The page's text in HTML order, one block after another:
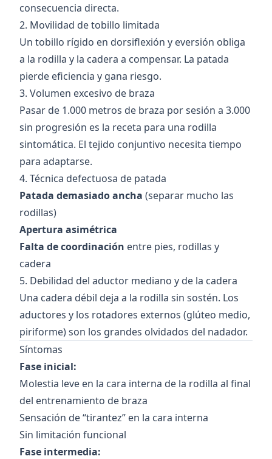
consecuencia directa.
2. Movilidad de tobillo limitada
Un tobillo rígido en dorsiflexión y eversión obliga
a la rodilla y la cadera a compensar. La patada
pierde eficiencia y gana riesgo.
3. Volumen excesivo de braza
Pasar de 1.000 metros de braza por sesión a 3.000
sin progresión es la receta para una rodilla
sintomática. El tejido conjuntivo necesita tiempo
para adaptarse.
4. Técnica defectuosa de patada
Patada demasiado ancha (separar mucho las
rodillas)
Apertura asimétrica
Falta de coordinación entre pies, rodillas y
cadera
5. Debilidad del aductor mediano y de la cadera
Una cadera débil deja a la rodilla sin sostén. Los
aductores y los rotadores externos (glúteo medio,
piriforme) son los grandes olvidados del nadador.
Síntomas
Fase inicial:
Molestia leve en la cara interna de la rodilla al final
del entrenamiento de braza
Sensación de “tirantez” en la cara interna
Sin limitación funcional
Fase intermedia: